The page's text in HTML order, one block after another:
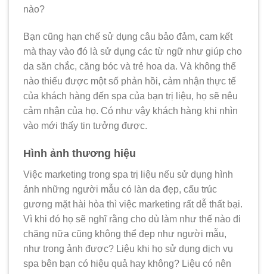
nào?
Bạn cũng hạn chế sử dụng câu bảo đảm, cam kết
mà thay vào đó là sử dụng các từ ngữ như giúp cho
da săn chắc, căng bóc và trẻ hoa da. Và không thể
nào thiếu được một số phản hồi, cảm nhận thực tế
của khách hàng đến spa của bạn trị liệu, họ sẽ nêu
cảm nhận của họ. Có như vậy khách hàng khi nhìn
vào mới thấy tin tưởng được.
Hình ảnh thương hiệu
Việc marketing trong spa trị liệu nếu sử dụng hình
ảnh những người mẫu có làn da đẹp, cấu trúc
gương mặt hài hòa thì việc marketing rất dễ thất bại.
Vì khi đó họ sẽ nghĩ rằng cho dù làm như thế nào đi
chăng nữa cũng không thể đẹp như người mẫu,
như trong ảnh được? Liệu khi họ sử dụng dịch vụ
spa bên bạn có hiệu quả hay không? Liệu có nên